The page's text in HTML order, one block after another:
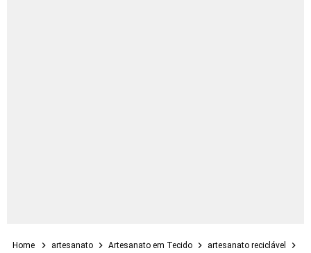
Home artesanato Artesanato em Tecido
artesanato reciclável